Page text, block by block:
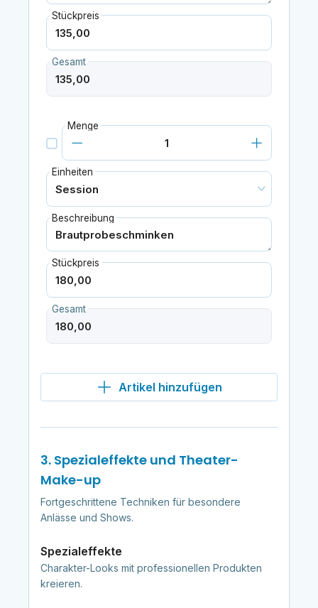
Stückpreis
Gesamt
Menge
Einheiten
Beschreibung
Stückpreis
Gesamt
Artikel hinzufügen
3. Spezialeffekte und Theater-
Make-up
Fortgeschrittene Techniken für besondere
Anlässe und Shows.
Spezialeffekte
Charakter-Looks mit professionellen Produkten
kreieren.